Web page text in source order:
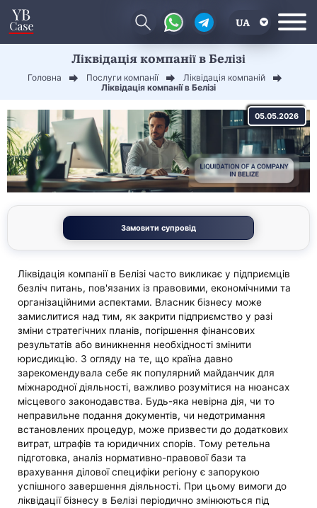
UA
Ліквідація компанії в Белізі
Головна Послуги компанії
Ліквідація компаній
Ліквідація компанії в Белізі
05.05.2026
Замовити супровід
Ліквідація компанії в Белізі часто викликає у підприємців
безліч питань, пов'язаних із правовими, економічними та
організаційними аспектами. Власник бізнесу може
замислитися над тим, як закрити підприємство у разі
зміни стратегічних планів, погіршення фінансових
результатів або виникнення необхідності змінити
юрисдикцію. З огляду на те, що країна давно
зарекомендувала себе як популярний майданчик для
міжнародної діяльності, важливо розумітися на нюансах
місцевого законодавства. Будь-яка невірна дія, чи то
неправильне подання документів, чи недотримання
встановлених процедур, може призвести до додаткових
витрат, штрафів та юридичних спорів. Тому ретельна
підготовка, аналіз нормативно-правової бази та
врахування ділової специфіки регіону є запорукою
успішного завершення діяльності. При цьому вимоги до
ліквідації бізнесу в Белізі періодично змінюються під